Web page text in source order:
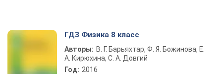
ГДЗ Физика 8 класс
Авторы: В. Г. Барьяхтар, Ф. Я. Божинова, Е.
А. Кирюхина, С. А. Довгий
Год: 2016